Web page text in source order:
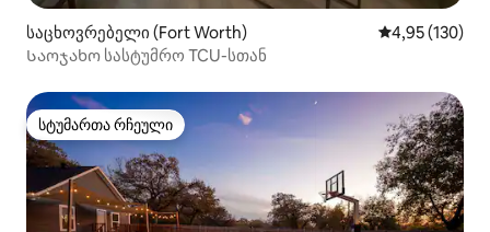
საცხოვრებელი (Fort Worth) საშუალო
4,95 (130)
Საოჯახო სასტუმრო TCU-სთან
სტუმართა რჩეული
სტუმართა რჩეული